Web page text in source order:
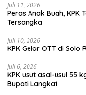
Juli 11, 2026
Peras Anak Buah, KPK
Tersangka
Juli 10, 2026
KPK Gelar OTT di Solo
Juli 6, 2026
KPK usut asal-usul 55
Bupati Langkat